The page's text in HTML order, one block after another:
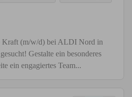
Kraft (m/w/d) bei ALDI Nord in
Gestalte ein besonderes
ein engagiertes Team...